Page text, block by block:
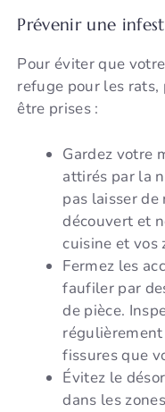
Prévenir une
Pour éviter que
refuge pour les
être prises :
Gardez votre
attirés par la
pas laisser
découvert et
cuisine et vos
Fermez les
faufiler par
de pièce.
fissures que
Évitez le
dans les